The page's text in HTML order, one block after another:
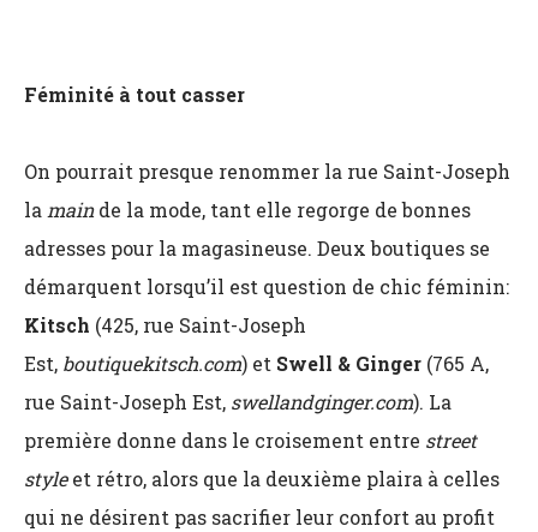
Féminité à tout casser
On pourrait presque renommer la rue Saint-Joseph
la mainde la mode, tant elle regorge de bonnes
adresses pour la magasineuse. Deux boutiques se
démarquent lorsqu’il est question de chic féminin:
Kitsch (425, rue Saint-Joseph
Est, boutiquekitsch.com) et Swell & Ginger (765 A,
rue Saint-Joseph Est, swellandginger.com). La
première donne dans le croisement entre street
styleet rétro, alors que la deuxième plaira à celles
qui ne désirent pas sacrifier leur confort au profit